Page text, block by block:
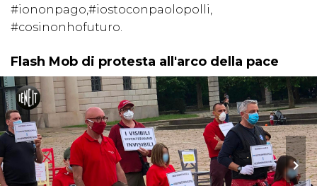
#iononpago,#iostoconpaolopolli,
#cosinonhofuturo.
Flash Mob di protesta all'arco della pace